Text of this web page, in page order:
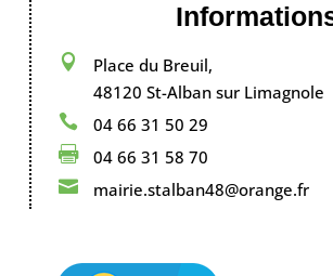

Place du Breuil,
48120 St-Alban sur Limagnole
 04 66 31 50 29
 04 66 31 58 70
 mairie.stalban48@orange.fr